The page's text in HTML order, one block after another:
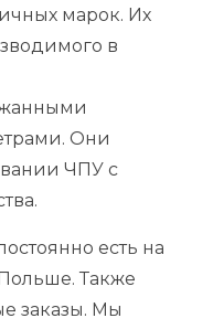
марок. Их
в
Они
ЧПУ с
есть на
Также
заказы. Мы